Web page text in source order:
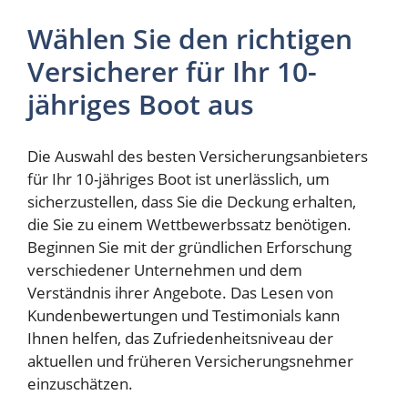
Wählen Sie den richtigen
Versicherer für Ihr 10-
jähriges Boot aus
Die Auswahl des besten Versicherungsanbieters
für Ihr 10-jähriges Boot ist unerlässlich, um
sicherzustellen, dass Sie die Deckung erhalten,
die Sie zu einem Wettbewerbssatz benötigen.
Beginnen Sie mit der gründlichen Erforschung
verschiedener Unternehmen und dem
Verständnis ihrer Angebote. Das Lesen von
Kundenbewertungen und Testimonials kann
Ihnen helfen, das Zufriedenheitsniveau der
aktuellen und früheren Versicherungsnehmer
einzuschätzen.